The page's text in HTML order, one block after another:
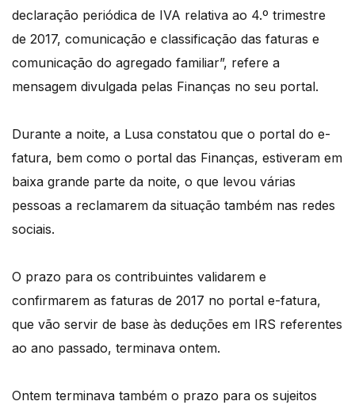
declaração periódica de IVA relativa ao 4.º trimestre
de 2017, comunicação e classificação das faturas e
comunicação do agregado familiar”, refere a
mensagem divulgada pelas Finanças no seu portal.
Durante a noite, a Lusa constatou que o portal do e-
fatura, bem como o portal das Finanças, estiveram em
baixa grande parte da noite, o que levou várias
pessoas a reclamarem da situação também nas redes
sociais.
O prazo para os contribuintes validarem e
confirmarem as faturas de 2017 no portal e-fatura,
que vão servir de base às deduções em IRS referentes
ao ano passado, terminava ontem.
Ontem terminava também o prazo para os sujeitos